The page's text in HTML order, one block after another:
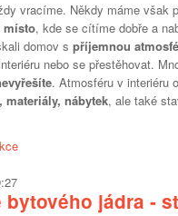
vracíme. Někdy máme však
místo, kde se cítíme dobře a
domov s příjemnou
nebo se přestěhovat.
. Atmosféru v interiéru
materiály, nábytek, ale také
jádra -